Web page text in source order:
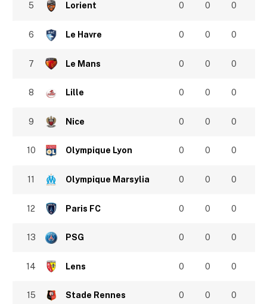
5 Lorient 0 0 0
6 Le Havre 0 0 0
7 Le Mans 0 0 0
8 Lille 0 0 0
9 Nice 0 0 0
10 Olympique Lyon 0 0 0
11 Olympique Marsylia 0 0 0
12 Paris FC 0 0 0
13 PSG 0 0 0
14 Lens 0 0 0
15 Stade Rennes 0 0 0